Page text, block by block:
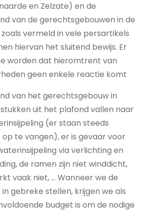
en Zelzate) en de
van de gerechtsgebouwen in de
vermeld in vele persartikels
hiervan het sluitend bewijs. Er
worden dat hieromtrent van
geen enkele reactie komt
van het gerechtsgebouw in
uit het plafond vallen naar
(er staan steeds
te vangen), er is gevaar voor
via verlichting en
de ramen zijn niet winddicht,
vaak niet, … Wanneer we de
gebreke stellen, krijgen we als
budget is om de nodige